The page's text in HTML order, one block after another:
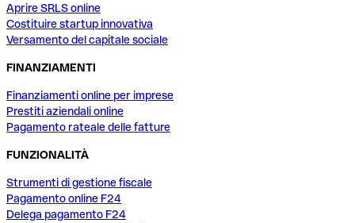
Aprire SRLS online
Costituire startup innovativa
Versamento del capitale sociale
FINANZIAMENTI
Finanziamenti online per imprese
Prestiti aziendali online
Pagamento rateale delle fatture
FUNZIONALITÀ
Strumenti di gestione fiscale
Pagamento online F24
Delega pagamento F24